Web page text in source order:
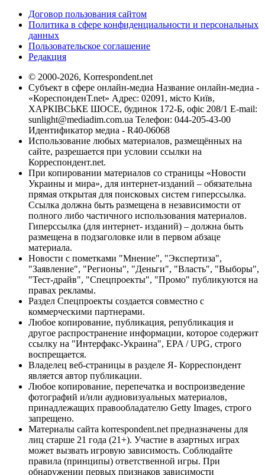
Договор пользования сайтом
Политика в сфере конфиденциальности и персональных
данных
Пользовательское соглашение
Редакция
© 2000-2026, Korrespondent.net
Субъект в сфере онлайн-медиа Название онлайн-медиа -
«КореспонденТ.net» Адрес: 02091, місто Київ,
ХАРКІВСЬКЕ ШОСЕ, будинок 172-Б, офіс 208/1 E-mail:
sunlight@mediadim.com.ua Телефон: 044-205-43-00
Идентификатор медиа - R40-06068
Использование любых материалов, размещённых на
сайте, разрешается при условии ссылки на
Корреспондент.net.
При копировании материалов со страницы «Новости
Украины и мира», для интернет-изданий – обязательна
прямая открытая для поисковых систем гиперссылка.
Ссылка должна быть размещена в независимости от
полного либо частичного использования материалов.
Гиперссылка (для интернет- изданий) – должна быть
размещена в подзаголовке или в первом абзаце
материала.
Новости с пометками "Мнение", "Экспертиза",
"Заявление", "Регионы", "Деньги", "Власть", "Выборы",
"Тест-драйв", "Спецпроекты", "Промо" публикуются на
правах рекламы.
Раздел Спецпроекты создается совместно с
коммерческими партнерами.
Любое копирование, публикация, републикация и
другое распространение информации, которое содержит
ссылку на "Интерфакс-Украина", EPA / UPG, строго
воспрещается.
Владелец веб-страницы в разделе Я- Корреспондент
является автор публикации.
Любое копирование, перепечатка и воспроизведение
фотографий и/или аудиовизуальных материалов,
принадлежащих правообладателю Getty Images, строго
запрещено.
Материалы сайта korrespondent.net предназначены для
лиц старше 21 года (21+). Участие в азартных играх
может вызвать игровую зависимость. Соблюдайте
правила (принципы) ответственной игры. При
обнаружении первых признаков зависимости